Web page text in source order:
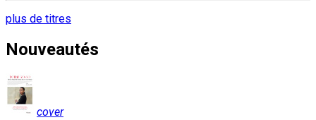
plus de titres
Nouveautés
cover